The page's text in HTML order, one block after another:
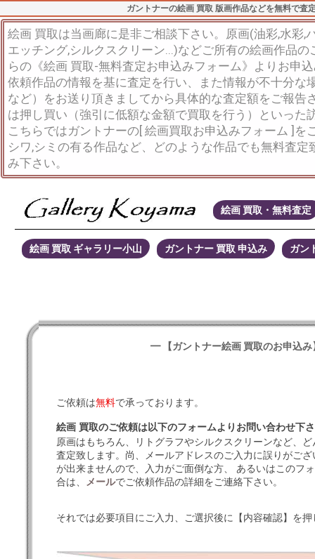
ガントナーの絵画 買取 版画作品などを無料で査
絵画 買取は当画廊に是非ご相談下さい。原画(油彩,水彩,
エッチング,シルクスクリーン...)などご所有の絵画作品
らの《絵画 買取-無料査定お申込みフォーム》よりお申
依頼作品の情報を基に査定を行い、また情報が不十分な
など）をお送り頂きましてから具体的な査定額をご報告
は押し買い（強引に低額な金額で買取を行う）といった
こちらではガントナーの[ 絵画買取お申込みフォーム ]を
シワ,シミの有る作品など、どのような作品でも無料査
み下さい。
絵画 買取・無料査定
絵画 買取 ギャラリー小山 ガントナー 買取 申込み ガン
━ 【ガントナー絵画 買取のお申込
ご依頼は無料で承っております。
絵画 買取のご依頼は以下のフォームよりお問い合わせ下
原画はもちろん、リトグラフやシルクスクリーンなど、
査定致します。尚、メールアドレスのご入力に誤りがご
が出来ませんので、入力がご面倒な方、 あるいはこのフ
合は、
メールでご依頼作品の詳細をご連絡下さい。
それでは必要項目にご入力、ご選択後に【内容確認】を